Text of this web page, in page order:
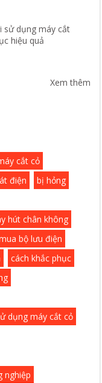
sử dụng máy cắt
hiệu quả
Xem thêm
cắt cỏ
điện
bị hỏng
hút chân không
bộ lưu điện
cách khắc phục
dụng máy cắt cỏ
nghiệp